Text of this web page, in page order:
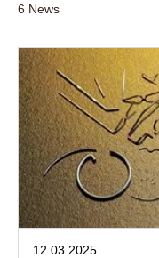
6 News
12.03.2025